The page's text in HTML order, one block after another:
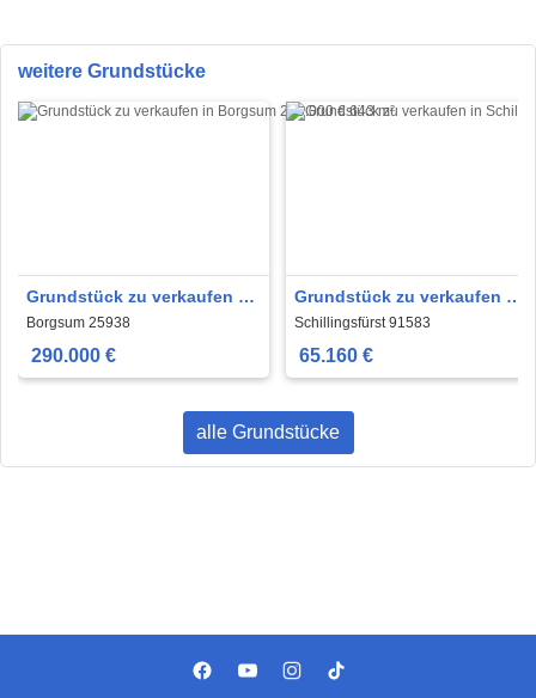
weitere Grundstücke
Grundstück zu verkaufen in
Borgsum 290.000 € 643 m²
Borgsum 25938
290.000 €
Grundstück zu verkaufen in
Schillingsfürst 65.160 € 543
m²
Schillingsfürst 91583
65.160 €
alle Grundstücke